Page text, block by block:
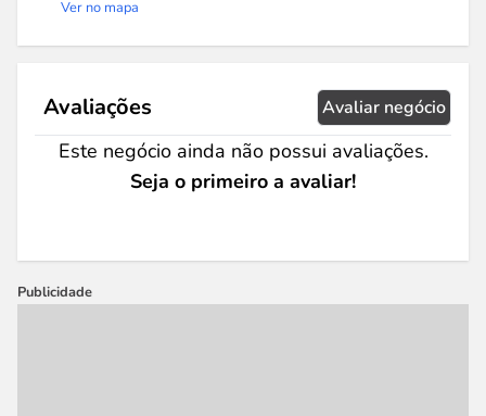
Ver no mapa
Avaliações Avaliar negócio
Este negócio ainda não possui avaliações.
Seja o primeiro a avaliar!
Publicidade